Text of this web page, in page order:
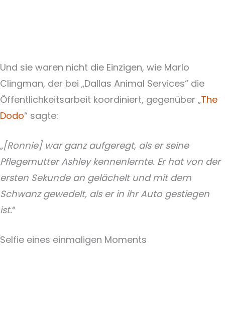
Und sie waren nicht die Einzigen, wie Marlo
Clingman, der bei „Dallas Animal Services“ die
Öffentlichkeitsarbeit koordiniert, gegenüber „The
Dodo“ sagte:
„[Ronnie] war ganz aufgeregt, als er seine
Pflegemutter Ashley kennenlernte. Er hat von der
ersten Sekunde an gelächelt und mit dem
Schwanz gewedelt, als er in ihr Auto gestiegen
ist.“
Selfie eines einmaligen Moments